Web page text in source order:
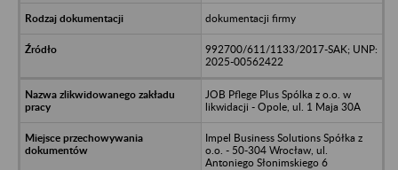
dokumentacji firmy
992700/611/1133/2017-SAK; UNP:
2025-00562422
JOB Pflege Plus Spólka z o.o. w
likwidacji - Opole, ul. 1 Maja 30A
Impel Business Solutions Spółka z
o.o. - 50-304 Wrocław, ul.
Antoniego Słonimskiego 6